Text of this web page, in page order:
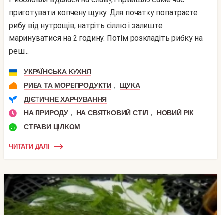
приготувати копчену щуку. Для початку попатраєте
рибу від нутрощів, натріть сіллю і залиште
маринуватися на 2 годину. Потім розкладіть рибку на
реш...
УКРАЇНСЬКА КУХНЯ
РИБА ТА МОРЕПРОДУКТИ ,
ЩУКА
ДІЄТИЧНЕ ХАРЧУВАННЯ
НА ПРИРОДУ , НА СВЯТКОВИЙ СТІЛ ,
НОВИЙ РІК
СТРАВИ ЦІЛКОМ
ЧИТАТИ ДАЛІ